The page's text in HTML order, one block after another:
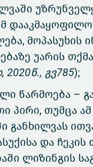
მოპასუხის
უარის
2020წ., გვ785);
წარმოება –
პირი, თუმცა
განხილვას
და
ლიზინგის